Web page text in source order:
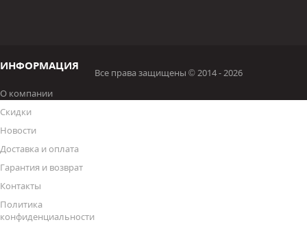
ИНФОРМАЦИЯ
О компании
Скидки
Новости
Доставка и оплата
Гарантия и возврат
Контакты
Политика
конфиденциальности
Все права защищены © 2014 - 2026